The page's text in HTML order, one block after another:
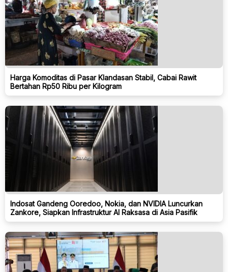
Harga Komoditas di Pasar Klandasan Stabil, Cabai Rawit
Bertahan Rp50 Ribu per Kilogram
Indosat Gandeng Ooredoo, Nokia, dan NVIDIA Luncurkan
Zankore, Siapkan Infrastruktur AI Raksasa di Asia Pasifik